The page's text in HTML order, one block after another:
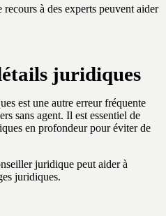
à des experts peuvent aider
juridiques
est une autre erreur fréquente
sans agent. Il est essentiel de
en profondeur pour éviter de
juridique peut aider à
juridiques.